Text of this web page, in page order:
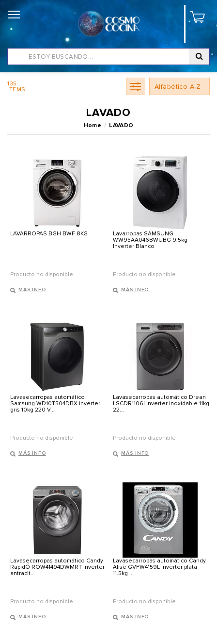
LAVADO
Home LAVADO
135
ITEMS
LAVARROPAS BGH BWF 8KG
Producto no disponible
MÁS INFO
Lavarropas SAMSUNG
WW95AA046BWUBG 9.5kg
Inverter Blanco
Producto no disponible
MÁS INFO
Lavasecarropas automático
Samsung WD10T504DBX inverter
gris 10kg 220 V...
Producto no disponible
MÁS INFO
Lavasecarropas automático Drean
LSCDR1106I inverter inoxidable 11kg
22...
Producto no disponible
MÁS INFO
Lavasecarropas automático Candy
RapidÓ ROW41494DWMRT inverter
antracit...
Producto no disponible
MÁS INFO
Lavasecarropas automático Candy
Alisè GVFW4159L inverter plata
11.5kg ...
Producto no disponible
MÁS INFO